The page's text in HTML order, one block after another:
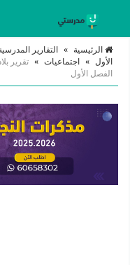
الرئيسية » التقارير
الأول » اجتماعيات » تقرير
الفصل الأول